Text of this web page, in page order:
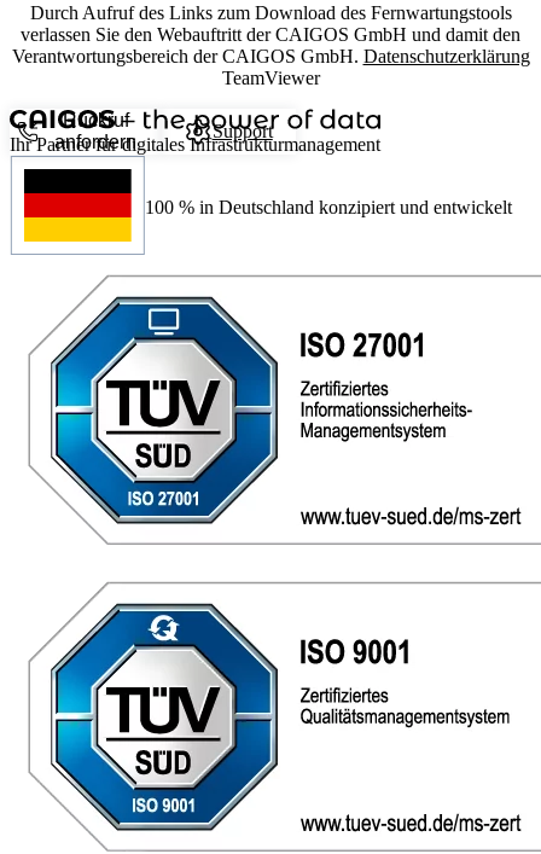
Durch Aufruf des Links zum Download des Fernwartungstools
verlassen Sie den Webauftritt der CAIGOS GmbH und damit den
Verantwortungsbereich der CAIGOS GmbH. Datenschutzerklärung
TeamViewer
Rückruf
anfordern
Support
Ihr Partner für digitales Infrastrukturmanagement
100 % in Deutschland konzipiert und entwickelt